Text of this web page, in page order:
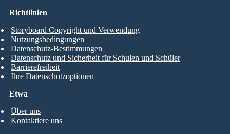
Etwa
Über uns
Kontaktiere uns
Richtlinien
Storyboard Copyright und Verwendung
Nutzungsbedingungen
Datenschutz-Bestimmungen
Datenschutz und Sicherheit für Schulen und Schüler
Barrierefreiheit
Ihre Datenschutzoptionen